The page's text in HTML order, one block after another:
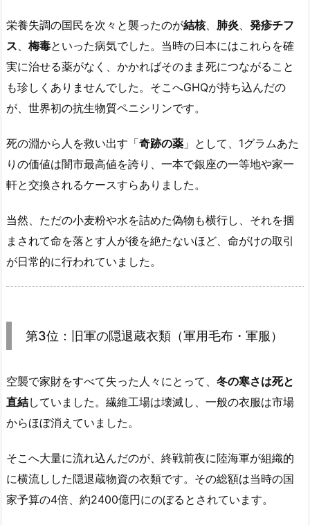
栄養失調の国民を次々と襲ったのが結核、 肺炎、 発疹チフ
ス、 梅毒といった病気でした。当時の日本にはこれらを確
実に治せる薬がなく、かかればそのまま死につながること
も珍しくありませんでした。そこへGHQが持ち込んだの
が、世界初の抗生物質ペニシリンです。
死の淵から人を救い出す「奇跡の薬 」として、1グラムあた
りの価値は闇市最高値を誇り、一本で銀座の一等地や家一
軒と交換されるケースすらありました。
当然、ただの小麦粉や水を詰めた偽物も横行し、それを掴
まされて命を落とす人が後を絶たないほど、命がけの取引
が日常的に行われていました。
第3位：旧軍の隠退蔵衣類（軍用毛布・軍服）
空襲で家財をすべて失った人々にとって、 冬の寒さは死と
直結していました。繊維工場は壊滅し、一般の衣服は市場
からほぼ消えていました。
そこへ大量に流れ込んだのが、終戦前夜に陸海軍が組織的
に横流しした隠退蔵物資の衣類です。その総額は当時の国
家予算の4倍、約2400億円にのぼるとされています。